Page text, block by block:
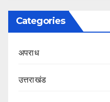
Categories
अपराध
उत्तराखंड